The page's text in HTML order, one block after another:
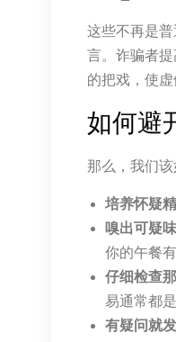
这些不再是
言。诈骗者
的把戏，使
如何避
那么，我们
培养怀疑
嗅出可疑
你的午餐有
仔细检查
易通常都
有疑问就